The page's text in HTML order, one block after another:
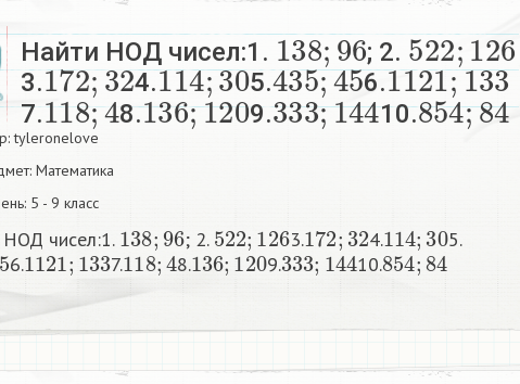
Найти НОД чисел:1.
138;96
; 2.
522 126
3.
172;32
4.
114;30
5.
435;45
6.
1121;133
7.
118; 4
8.
136;120
9.
333; 144
10.
854;84
tyleronelove
Математика
5 - 9 класс
чисел:1.
138 96
; 2.
522 126
3.
172 32
4.
114 30
5.
6.
1121;133
7.
118 ;4
8.
136;120
9.
333;144
10.
854; 84